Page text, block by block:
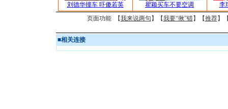
刘德华撞车 吓傻若英 瞿颖买车不要空调
李
页面功能 【我来说两句 】【我要“揪”错】【推荐】
■相关连接